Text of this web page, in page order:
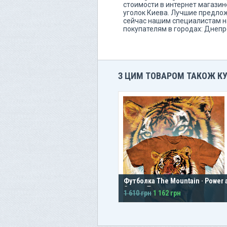
стоимости в интернет
уголок Киева. Лучшие
сейчас нашим специалистам
покупателям в городах:
З ЦИМ ТОВАРОМ ТАКОЖ
Футболка The Mountain · Power
Grace · Тигр
1 610 грн 1 162 грн